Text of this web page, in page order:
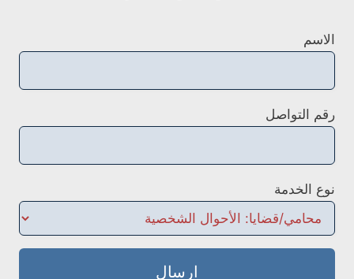
الاسم
رقم التواصل
نوع الخدمة
ارسال